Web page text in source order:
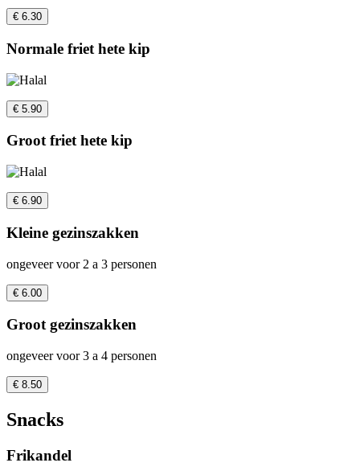
€ 6.30
Normale friet hete kip
€ 5.90
Groot friet hete kip
€ 6.90
Kleine gezinszakken
ongeveer voor 2 a 3 personen
€ 6.00
Groot gezinszakken
ongeveer voor 3 a 4 personen
€ 8.50
Snacks
Frikandel